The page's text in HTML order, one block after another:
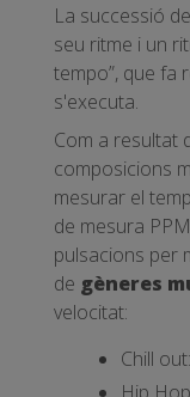
La successió
seu ritme i un
tempo”, que fa
s'executa.
Com a resultat
composicions
mesurar el
de mesura
pulsacions per
de gèneres
velocitat:
Chill